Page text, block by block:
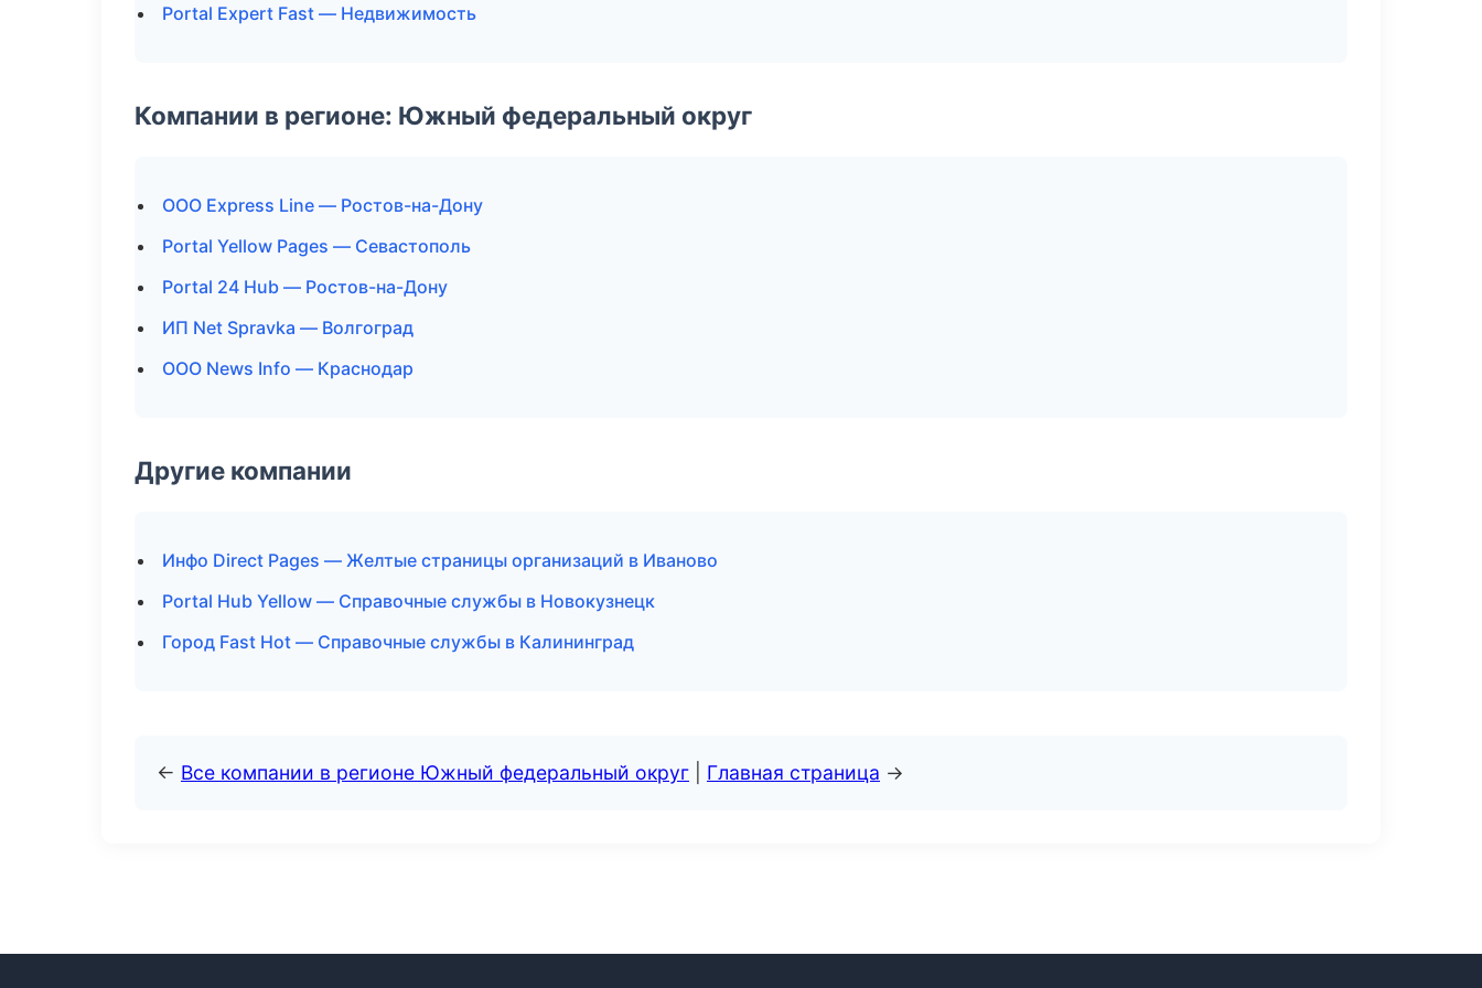
Portal Expert Fast — Недвижимость
Компании в регионе: Южный федеральный округ
ООО Express Line — Ростов-на-Дону
Portal Yellow Pages — Севастополь
Portal 24 Hub — Ростов-на-Дону
ИП Net Spravka — Волгоград
ООО News Info — Краснодар
Другие компании
Инфо Direct Pages — Желтые страницы организаций в Иваново
Portal Hub Yellow — Справочные службы в Новокузнецк
Город Fast Hot — Справочные службы в Калининград
← Все компании в регионе Южный федеральный округ Главная страница →